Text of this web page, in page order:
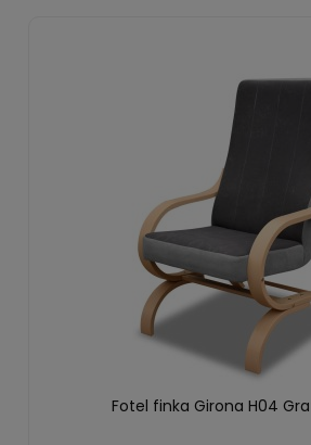
Fotel finka Girona H04